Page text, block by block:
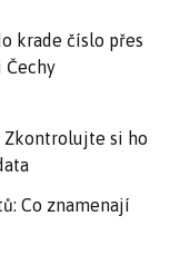
krade číslo přes
Čechy
Zkontrolujte si ho
Co znamenají